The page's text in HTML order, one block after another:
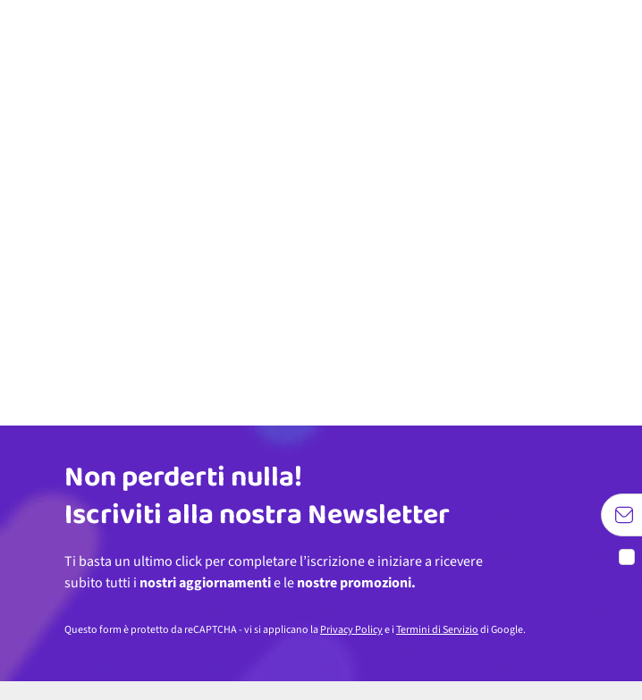
Indirizzo email
Non perderti nulla!
Iscriviti alla nostra Newsletter
Ti basta un ultimo click per completare l’iscrizione e iniziare a ricevere
subito tutti i nostri aggiornamentie lenostre promozioni.
Questo form è protetto da reCAPTCHA - vi si applicano laPrivacy Policye iTermini di Serviziodi Google.